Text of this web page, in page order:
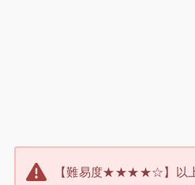
【難易度★★★★☆】以上